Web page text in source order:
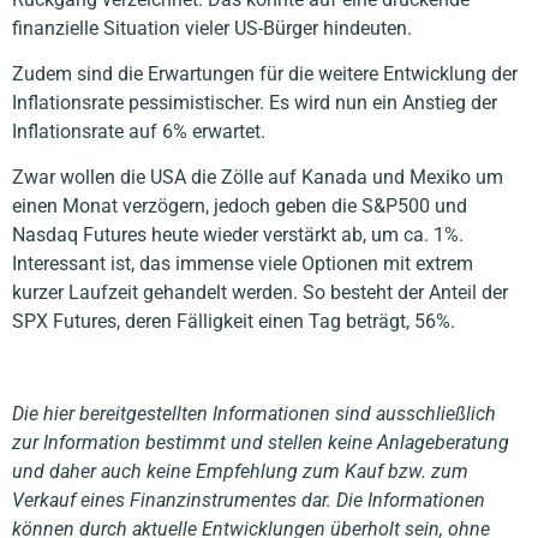
finanzielle Situation vieler US-Bürger hindeuten.
Zudem sind die Erwartungen für die weitere Entwicklung der
Inflationsrate pessimistischer. Es wird nun ein Anstieg der
Inflationsrate auf 6% erwartet.
Zwar wollen die USA die Zölle auf Kanada und Mexiko um
einen Monat verzögern, jedoch geben die S&P500 und
Nasdaq Futures heute wieder verstärkt ab, um ca. 1%.
Interessant ist, das immense viele Optionen mit extrem
kurzer Laufzeit gehandelt werden. So besteht der Anteil der
SPX Futures, deren Fälligkeit einen Tag beträgt, 56%.
Die hier bereitgestellten Informationen sind ausschließlich
zur Information bestimmt und stellen keine Anlageberatung
und daher auch keine Empfehlung zum Kauf bzw. zum
Verkauf eines Finanzinstrumentes dar. Die Informationen
können durch aktuelle Entwicklungen überholt sein, ohne